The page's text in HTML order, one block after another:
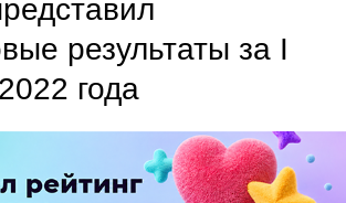
результаты за I
года